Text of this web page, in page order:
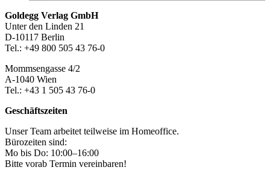
Seitenleiste
Footer-
Section
Goldegg Verlag GmbH
Unter den Linden 21
D-10117 Berlin
Tel.: +49 800 505 43 76-0
Mommsengasse 4/2
A-1040 Wien
Tel.: +43 1 505 43 76-0
Geschäftszeiten
Unser Team arbeitet teilweise im Homeoffice.
Bürozeiten sind:
Mo bis Do: 10:00–16:00
Bitte vorab Termin vereinbaren!